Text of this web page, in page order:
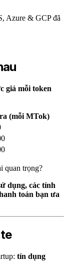
Azure & GCP đã
giá mỗi token
(mỗi MTok)
quan trọng?
dụng, các tính
toán bạn ưa
tín dụng